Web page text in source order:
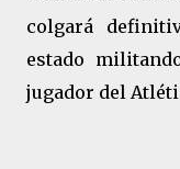
colgará
estado
jugador del